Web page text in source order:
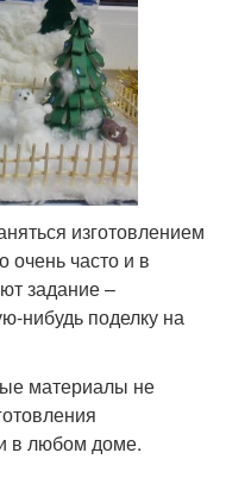
изготовлением
очень часто и в
задание –
нибудь поделку на
материалы не
в любом доме.